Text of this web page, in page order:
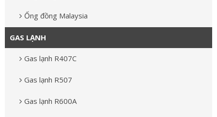
Ống đồng Malaysia
GAS LẠNH
Gas lạnh R407C
Gas lạnh R507
Gas lạnh R600A